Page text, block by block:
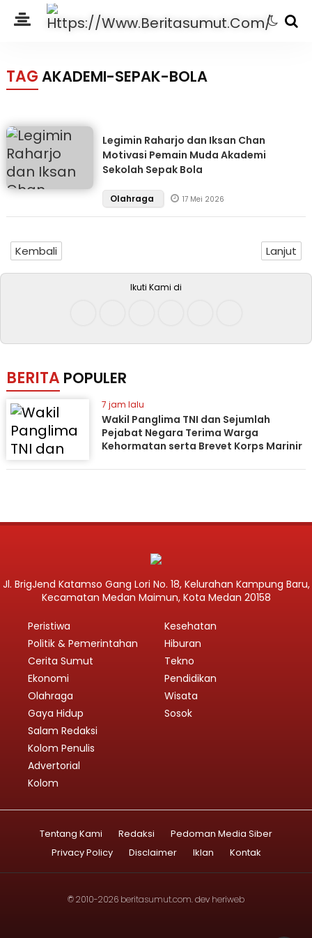
TAG AKADEMI-SEPAK-BOLA
Legimin Raharjo dan Iksan Chan
Motivasi Pemain Muda Akademi
Sekolah Sepak Bola
Olahraga 17 Mei 2026
Kembali Lanjut
Ikuti Kami di
BERITA POPULER
7 jam lalu
Wakil Panglima TNI dan Sejumlah
Pejabat Negara Terima Warga
Kehormatan serta Brevet Korps Marinir
Jl. BrigJend Katamso Gang Lori No. 18, Kelurahan Kampung Baru,
Kecamatan Medan Maimun, Kota Medan 20158
Peristiwa
Politik & Pemerintahan
Cerita Sumut
Ekonomi
Olahraga
Gaya Hidup
Kesehatan
Hiburan
Tekno
Pendidikan
Wisata
Sosok
Salam Redaksi
Kolom Penulis
Advertorial
Kolom
Tentang Kami Redaksi
Pedoman Media Siber
Privacy Policy
Disclaimer Iklan Kontak
© 2010-2026 beritasumut.com. dev heriweb